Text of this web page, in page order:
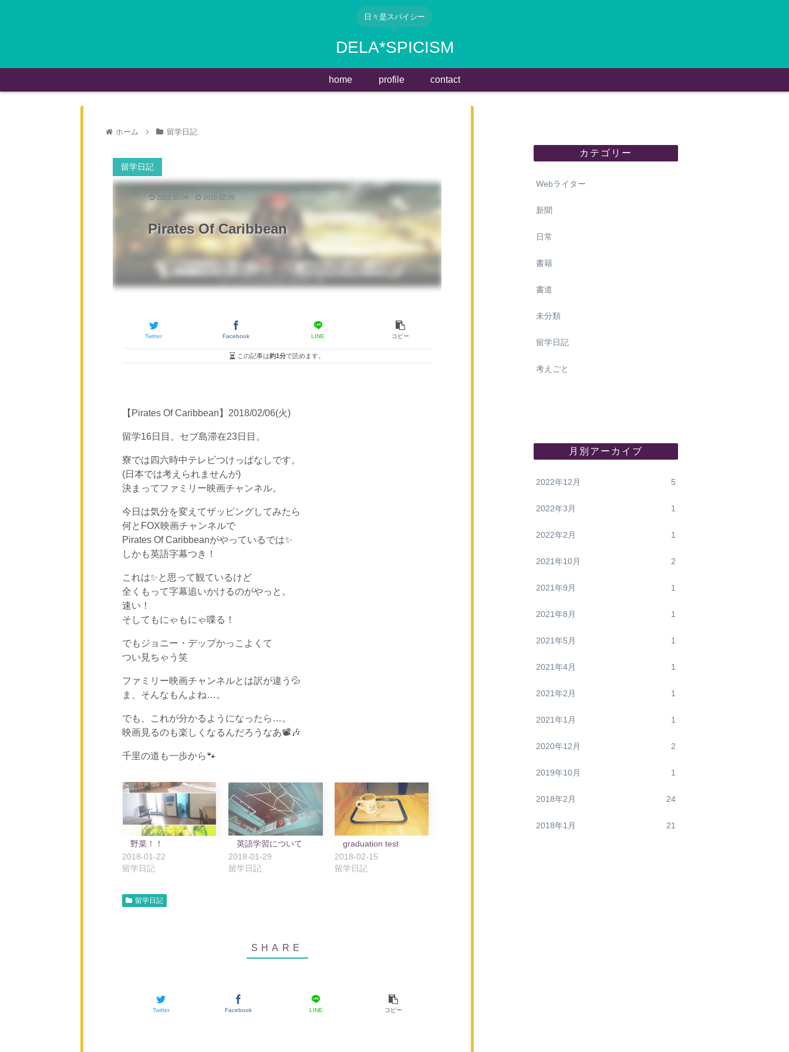
日々是スパイシー
DELA*SPICISM
home profile contact
ホーム 留学日記
Pirates Of Caribbean
留学日記
Twitter Facebook LINE コピー
2022.10.04 2018.02.06
この記事は約1分で読めます。
【Pirates Of Caribbean】2018/02/06(火)
留学16日目。セブ島滞在23日目。
寮では四六時中テレビつけっぱなしです。
(日本では考えられませんが)
決まってファミリー映画チャンネル。
今日は気分を変えてザッピングしてみたら
何とFOX映画チャンネルで
Pirates Of Caribbeanがやっているでは✨
しかも英語字幕つき！
これは✨と思って観ているけど
全くもって字幕追いかけるのがやっと。
速い！
そしてもにゃもにゃ喋る！
でもジョニー・デップかっこよくて
つい見ちゃう笑
ファミリー映画チャンネルとは訳が違う💦
ま、そんなもんよね…。
でも、これが分かるようになったら…。
映画見るのも楽しくなるんだろうなあ📽️🎶
千里の道も一歩から🐾
野菜！！
2018-01-22
留学日記
英語学習について
2018-01-29
留学日記
graduation test
2018-02-15
留学日記
留学日記
Twitter Facebook LINE コピー
カテゴリー
Webライター
新聞
日常
書籍
書道
未分類
留学日記
考えごと
月別アーカイブ
2022年12月 5
2022年3月 1
2022年2月 1
2021年10月 2
2021年9月 1
2021年8月 1
2021年5月 1
2021年4月 1
2021年2月 1
2021年1月 1
2020年12月 2
2019年10月 1
2018年2月 24
2018年1月 21